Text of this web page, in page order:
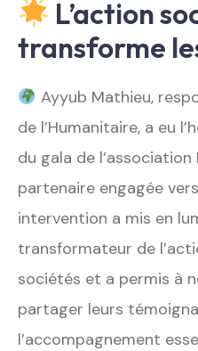
L’action
transforme
Ayyub Mathieu,
de l’Humanitaire, a eu
du gala de
partenaire engagée
intervention a mis en
transformateur de
sociétés et a permis à
partager leurs
l’accompagnement